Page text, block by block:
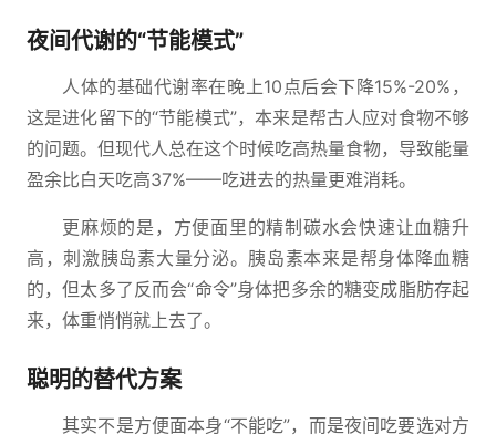
夜间代谢的“节能模式”
人体的基础代谢率在晚上10点后会下降15%-20%，
这是进化留下的“节能模式”，本来是帮古人应对食物不够
的问题。但现代人总在这个时候吃高热量食物，导致能量
盈余比白天吃高37%——吃进去的热量更难消耗。
更麻烦的是，方便面里的精制碳水会快速让血糖升
高，刺激胰岛素大量分泌。胰岛素本来是帮身体降血糖
的，但太多了反而会“命令”身体把多余的糖变成脂肪存起
来，体重悄悄就上去了。
聪明的替代方案
其实不是方便面本身“不能吃”，而是夜间吃要选对方